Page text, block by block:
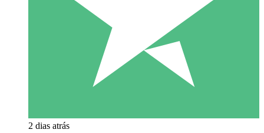
2 dias atrás